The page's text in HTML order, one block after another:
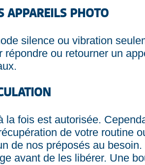
APPAREILS PHOTO
silence ou vibration
ou retourner un
la fois est autorisée.
de votre routine
de nos préposés au
avant de les libérer. Une